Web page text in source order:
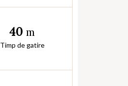
40 m
Timp de gatire